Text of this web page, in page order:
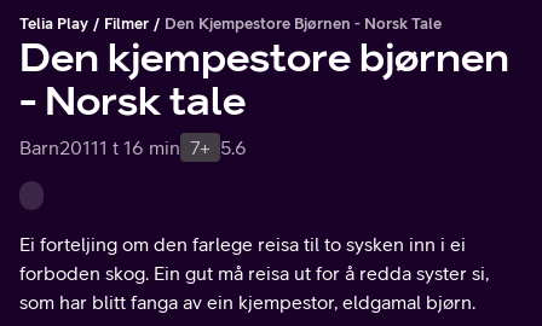
Telia Play Filmer Den Kjempestore Bjørnen - Norsk Tale
Den kjempestore bjørnen
- Norsk tale
Barn20111 t 16 min 7+ 5.6
Ei forteljing om den farlege reisa til to sysken inn i ei
forboden skog. Ein gut må reisa ut for å redda syster si,
som har blitt fanga av ein kjempestor, eldgamal bjørn.